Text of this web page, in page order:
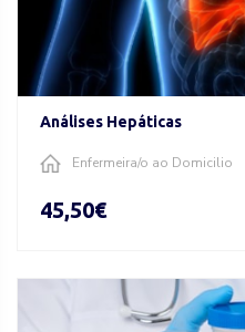
Análises Hepáticas
Enfermeira/o ao Domicilio
45,50€